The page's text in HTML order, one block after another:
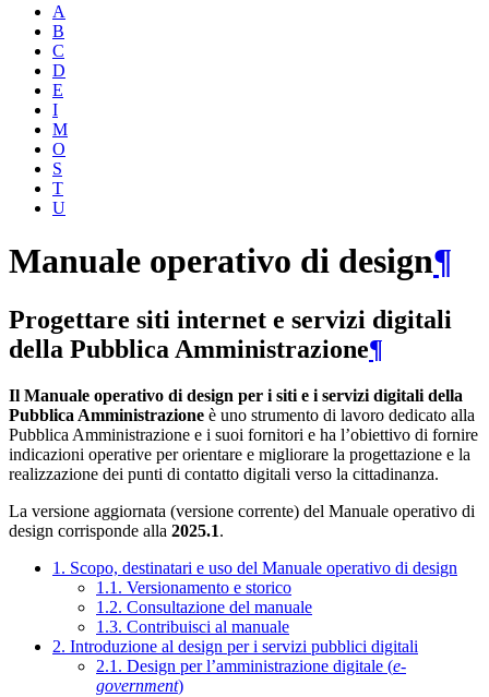
A
B
C
D
E
I
M
O
S
T
U
Manuale operativo di design¶
Progettare siti internet e servizi digitali
della Pubblica Amministrazione¶
Il Manuale operativo di design per i siti e i servizi digitali della
Pubblica Amministrazione è uno strumento di lavoro dedicato alla
Pubblica Amministrazione e i suoi fornitori e ha l’obiettivo di fornire
indicazioni operative per orientare e migliorare la progettazione e la
realizzazione dei punti di contatto digitali verso la cittadinanza.
La versione aggiornata (versione corrente) del Manuale operativo di
design corrisponde alla 2025.1.
1. Scopo, destinatari e uso del Manuale operativo di design
1.1. Versionamento e storico
1.2. Consultazione del manuale
1.3. Contribuisci al manuale
2. Introduzione al design per i servizi pubblici digitali
2.1. Design per l’amministrazione digitale (e-
government)